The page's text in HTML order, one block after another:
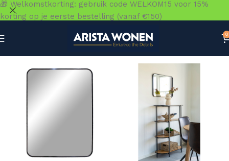
0
🎁 Welkomstkorting: gebruik code WELKOM15 voor 15%
korting op je eerste bestelling (vanaf €150)